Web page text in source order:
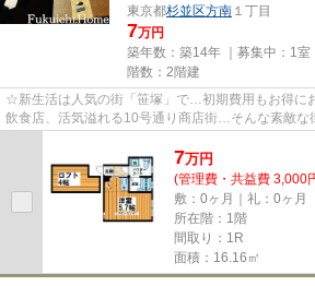
東京都杉並区方南 １丁目
7万円
築年数：築14年 ｜募集中： 1室
階数：2階建
☆新生活は人気の街「笹塚」で…初期費用もお得に
飲食店、活気溢れる10号通り商店街…そんな素敵な
初期費用もお得なので、お財布に...
7万円
(管理費・共益費 3,000
敷：0ヶ月｜礼：0ヶ月
所在階：1階
間取り：1R
面積：16.16㎡